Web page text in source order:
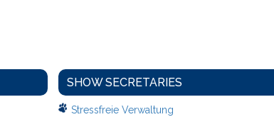
SHOW SECRETARIES
Stressfreie Verwaltung